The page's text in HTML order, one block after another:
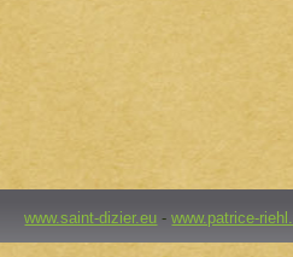
www.saint-dizier.eu -www.patrice-